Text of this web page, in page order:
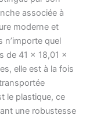
de
être
livraison
pied
(1
associée à
moderne et
n’importe quel
de 41 x 18,01 x
elle est à la fois
le plastique, ce
une robustesse